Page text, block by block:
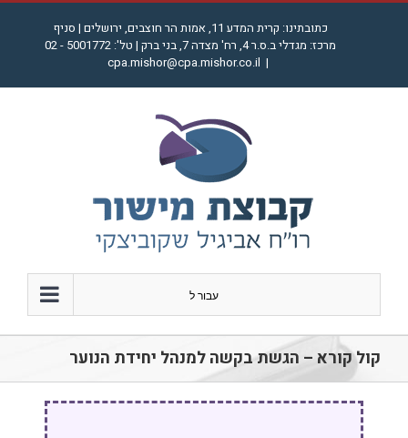
דלג
כתובתינו: קרית המדע 11, אמות הר חוצבים, ירושלים | סניף
מרכז: מגדלי ב.ס.ר 4, רח' מצדה 7, בני ברק | טל': 5001772 - 02
|
cpa.mishor@cpa.mishor.co.il
עבור ל
קול קורא – הגשת בקשה למנהל יחידת הנוער